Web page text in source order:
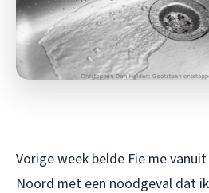
Vorige week belde Fie me
Noord met een noodgeval dat